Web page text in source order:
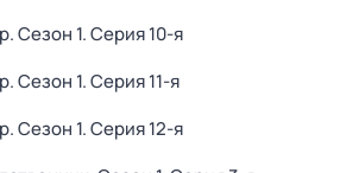
. Сезон 1. Серия 10-я
. Сезон 1. Серия 11-я
. Сезон 1. Серия 12-я